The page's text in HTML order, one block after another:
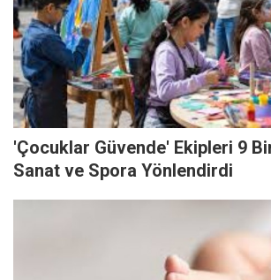
'Çocuklar Güvende' Ekipleri 9
Sanat ve Spora Yönlendirdi